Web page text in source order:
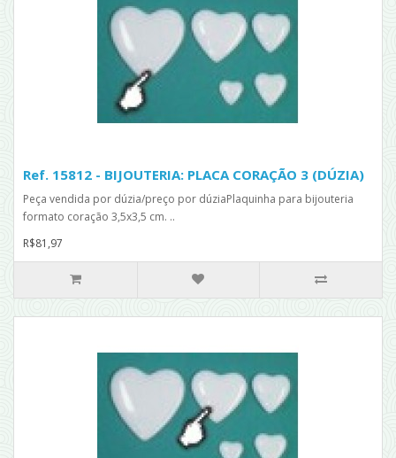
Ref. 15812 - BIJOUTERIA: PLACA CORAÇÃO 3 (DÚZIA)
Peça vendida por dúzia/preço por dúziaPlaquinha para bijouteria
formato coração 3,5x3,5 cm. ..
R$81,97